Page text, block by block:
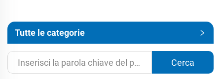
Tutte le categorie
Cerca